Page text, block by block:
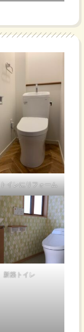
イレにリフォーム
新築トイレ